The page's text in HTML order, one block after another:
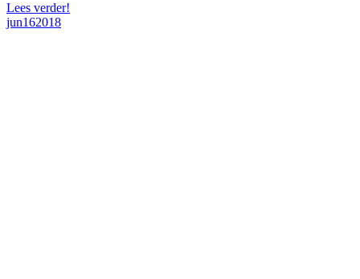
Lees verder!
jun162018